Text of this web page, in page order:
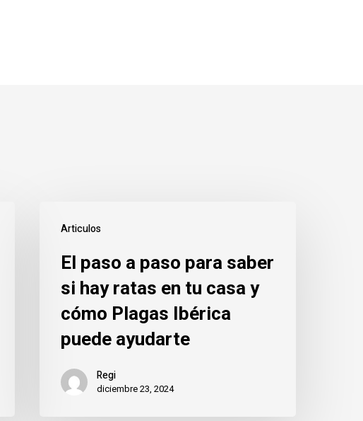
Articulos
paso
paso
para
saber
El paso a paso para saber
si hay ratas en tu casa y
cómo Plagas Ibérica
puede ayudarte
Regi
diciembre 23, 2024